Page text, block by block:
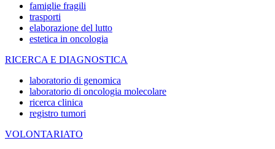
famiglie fragili
trasporti
elaborazione del lutto
estetica in oncologia
RICERCA E DIAGNOSTICA
laboratorio di genomica
laboratorio di oncologia molecolare
ricerca clinica
registro tumori
VOLONTARIATO